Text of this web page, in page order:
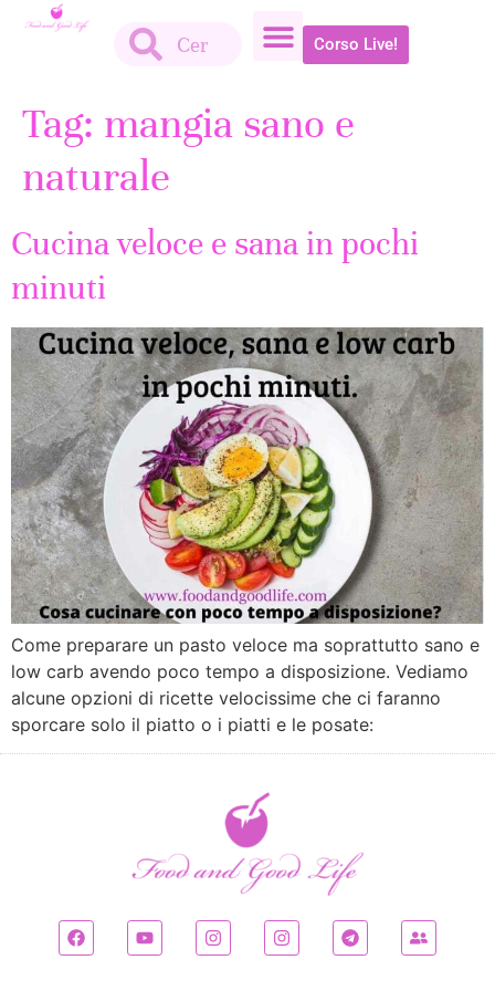
Corso Live!
Tag: mangia sano e
naturale
Cucina veloce e sana in pochi
minuti
Come preparare un pasto veloce ma soprattutto sano e
low carb avendo poco tempo a disposizione. Vediamo
alcune opzioni di ricette velocissime che ci faranno
sporcare solo il piatto o i piatti e le posate: